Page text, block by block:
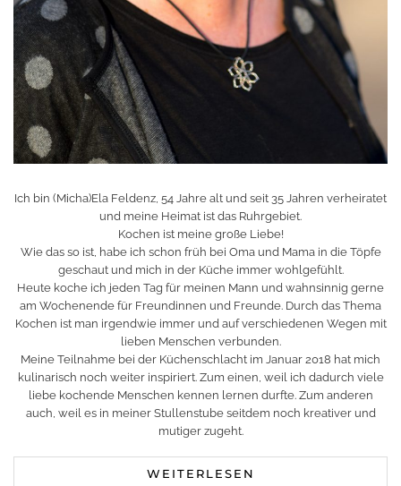
Ich bin (Micha)Ela Feldenz, 54 Jahre alt und seit 35 Jahren verheiratet
und meine Heimat ist das Ruhrgebiet.
Kochen ist meine große Liebe!
Wie das so ist, habe ich schon früh bei Oma und Mama in die Töpfe
geschaut und mich in der Küche immer wohlgefühlt.
Heute koche ich jeden Tag für meinen Mann und wahnsinnig gerne
am Wochenende für Freundinnen und Freunde. Durch das Thema
Kochen ist man irgendwie immer und auf verschiedenen Wegen mit
lieben Menschen verbunden.
Meine Teilnahme bei der Küchenschlacht im Januar 2018 hat mich
kulinarisch noch weiter inspiriert. Zum einen, weil ich dadurch viele
liebe kochende Menschen kennen lernen durfte. Zum anderen
auch, weil es in meiner Stullenstube seitdem noch kreativer und
mutiger zugeht.
WEITERLESEN